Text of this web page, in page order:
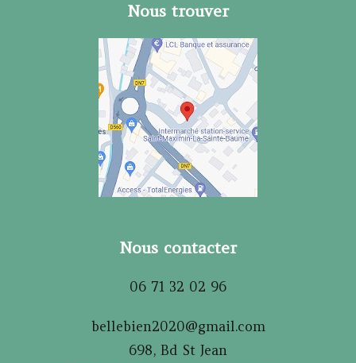
Nous trouver
Nous contacter
06 71 32 02 96
bellebien2020@gmail.com
698, Bd St Jean